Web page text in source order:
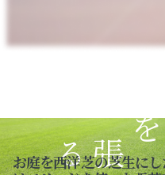
芝を張る
お庭を西洋芝の芝生に